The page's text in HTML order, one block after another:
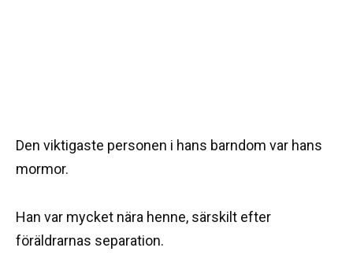
Den viktigaste personen i hans barndom var hans
mormor.
Han var mycket nära henne, särskilt efter
föräldrarnas separation.